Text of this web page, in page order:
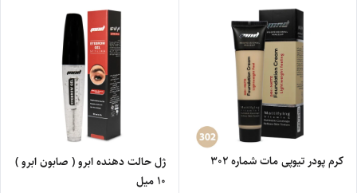
کرم پودر تیوپی مات شماره 302
ژل حالت دهنده ابرو ( صابون ابرو )
10 میل